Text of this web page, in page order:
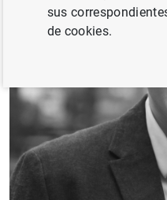
sus
de cookies.